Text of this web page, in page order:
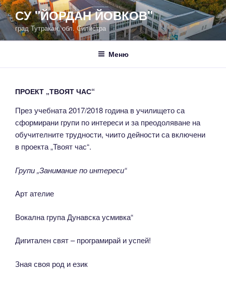
Напред
към
съдържанието
СУ "ЙОРДАН ЙОВКОВ"
град Тутракан, обл. Силистра
Меню
ПРОЕКТ „ТВОЯТ ЧАС“
През учебната 2017/2018 година в училището са
сформирани групи по интереси и за преодоляване на
обучителните трудности, чиито дейности са включени
в проекта „Твоят час“.
Групи „Занимание по интереси“
Арт ателие
Вокална група Дунавска усмивка“
Дигитален свят – програмирай и успей!
Зная своя род и език